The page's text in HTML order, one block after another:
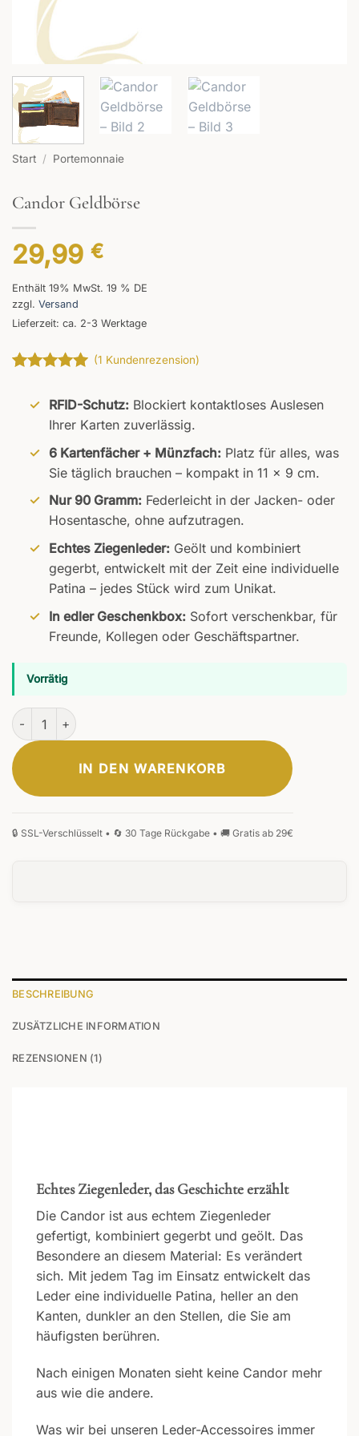
Start / Portemonnaie
Candor Geldbörse
29,99 €
Enthält 19% MwSt. 19 % DE
zzgl. Versand
Lieferzeit: ca. 2-3 Werktage
mit
von
5, basierend
Kundenbewertung
(1 Kundenrezension)
RFID-Schutz:Blockiert kontaktloses Auslesen
Ihrer Karten zuverlässig.
6 Kartenfächer + Münzfach:Platz für alles, was
Sie täglich brauchen – kompakt in 11 x 9 cm.
Nur 90 Gramm:Federleicht in der Jacken- oder
Hosentasche, ohne aufzutragen.
Echtes Ziegenleder:Geölt und kombiniert
gegerbt, entwickelt mit der Zeit eine individuelle
Patina – jedes Stück wird zum Unikat.
In edler Geschenkbox:Sofort verschenkbar, für
Freunde, Kollegen oder Geschäftspartner.
Vorrätig
Candor Geldbörse Menge
IN DEN WARENKORB
BESCHREIBUNG
ZUSÄTZLICHE INFORMATION
REZENSIONEN (1)
Echtes Ziegenleder, das Geschichte erzählt
Die Candor ist aus echtem Ziegenleder
gefertigt, kombiniert gegerbt und geölt. Das
Besondere an diesem Material: Es verändert
sich. Mit jedem Tag im Einsatz entwickelt das
Leder eine individuelle Patina, heller an den
Kanten, dunkler an den Stellen, die Sie am
häufigsten berühren.
Nach einigen Monaten sieht keine Candor mehr
aus wie die andere.
Was wir bei unseren Leder-Accessoires immer